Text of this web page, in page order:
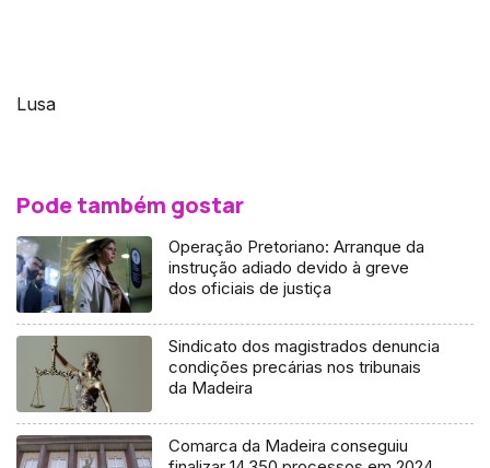
Lusa
Pode também gostar
Operação Pretoriano: Arranque da
instrução adiado devido à greve
dos oficiais de justiça
Sindicato dos magistrados denuncia
condições precárias nos tribunais
da Madeira
Comarca da Madeira conseguiu